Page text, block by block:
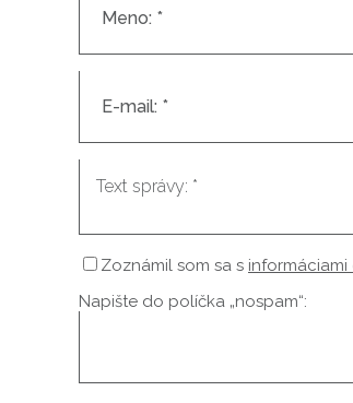
Zoznámil som sa s
Napište do políčka „nospam“: